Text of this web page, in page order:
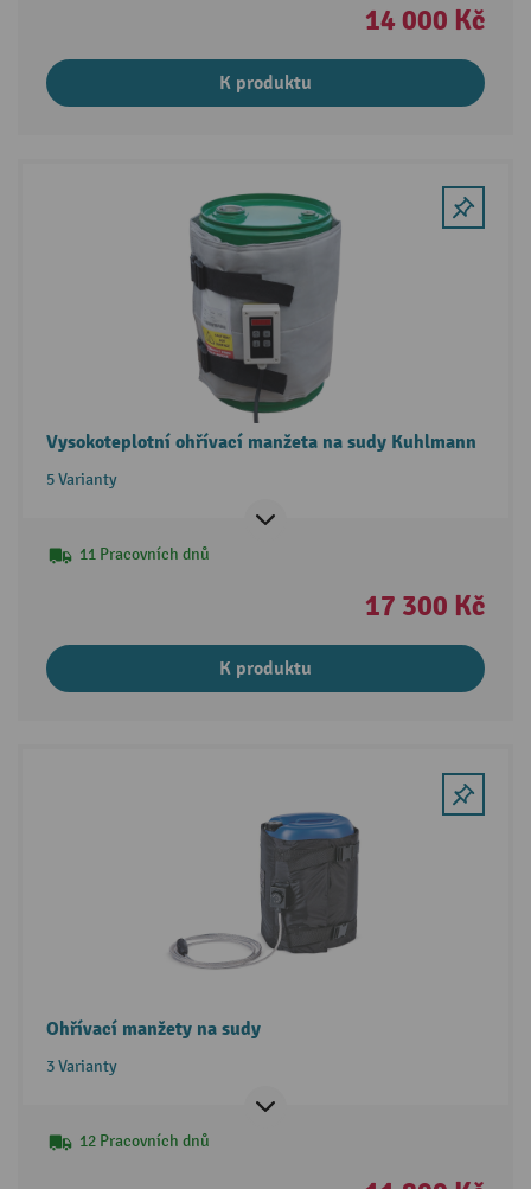
14 000 Kč
K produktu
Vysokoteplotní ohřívací manžeta na sudy Kuhlmann
5 Varianty
11 Pracovních dnů
17 300 Kč
K produktu
Ohřívací manžety na sudy
3 Varianty
12 Pracovních dnů